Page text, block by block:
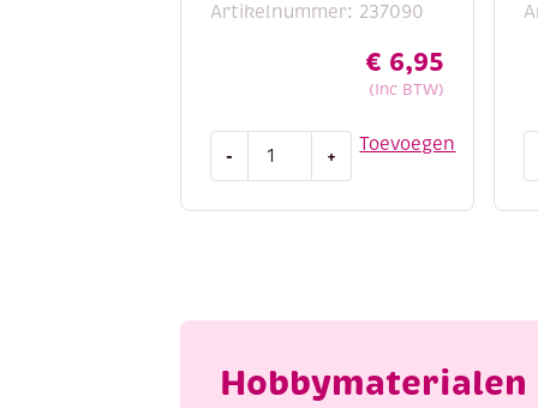
Artikelnummer: 237090
€ 6,95
(Inc BTW)
Toevoegen
-
reliefpaint
aantal
+